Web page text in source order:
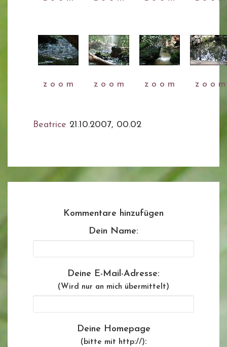
z o o m z o o m z o o m z o o m
Beatrice 21.10.2007, 00.02
Kommentare hinzufügen
Dein Name:
Deine E-Mail-Adresse:
(Wird nur an mich übermittelt)
Deine Homepage
(bitte mit http://):